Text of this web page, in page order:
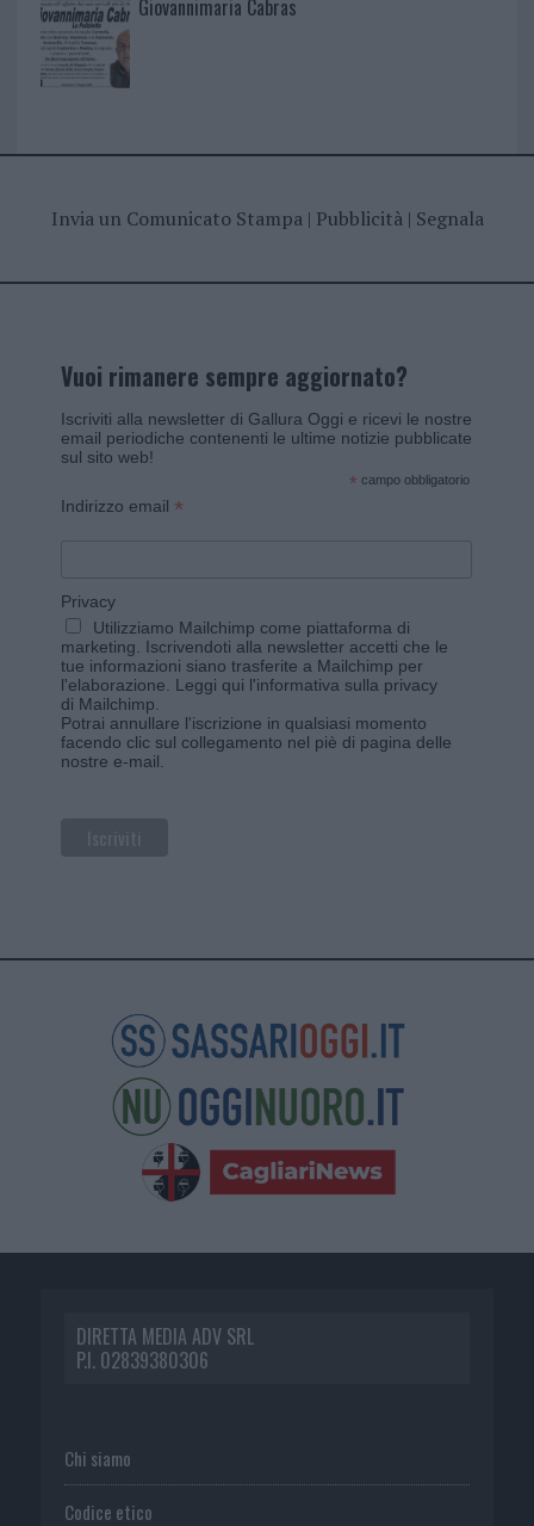
Giovannimaria Cabras
Invia un Comunicato Stampa| Pubblicità| Segnala
Vuoi rimanere sempre aggiornato?
Iscriviti alla newsletter di Gallura Oggi e ricevi le nostre
email periodiche contenenti le ultime notizie pubblicate
sul sito web!
* campo obbligatorio
Indirizzo email *
Privacy
Utilizziamo Mailchimp come piattaforma di
marketing. Iscrivendoti alla newsletter accetti che le
tue informazioni siano trasferite a Mailchimp per
l'elaborazione. Leggi qui l'informativa sulla privacy
di Mailchimp
Potrai annullare l'iscrizione in qualsiasi momento
facendo clic sul collegamento nel piè di pagina delle
nostre e-mail.
DIRETTA MEDIA ADV SRL
P.I. 02839380306
Chi siamo
Codice etico